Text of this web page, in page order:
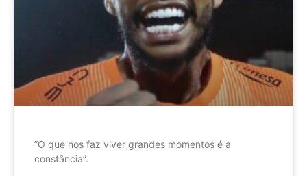
”O que nos faz viver grandes momentos é a
constância”.